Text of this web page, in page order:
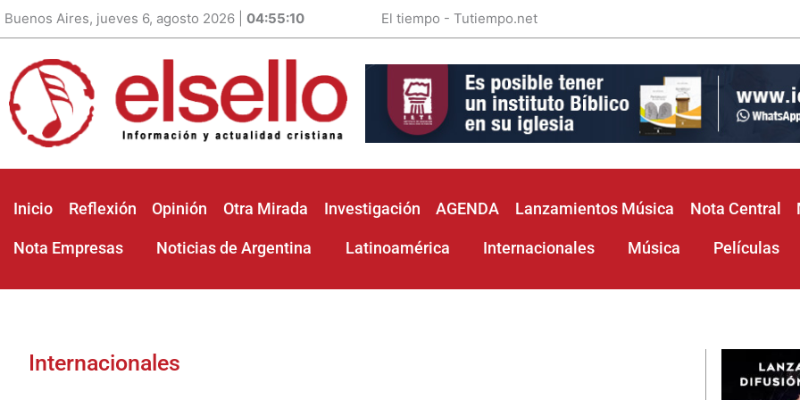
Buenos Aires, jueves 6, agosto 2026 | 04:55:11 El tiempo - Tutiempo.net
Inicio Reflexión Opinión Otra Mirada Investigación AGENDA Lanzamientos Música Nota Central
Nota Empresas Noticias de Argentina Latinoamérica Internacionales Música Películas
Internacionales